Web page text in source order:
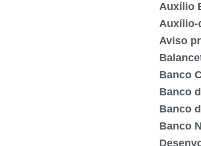
Auxílio
Auxílio-
Aviso
Banco
Banco
Banco
Banco